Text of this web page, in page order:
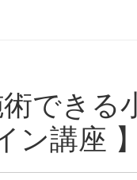
できる
ン講座 】